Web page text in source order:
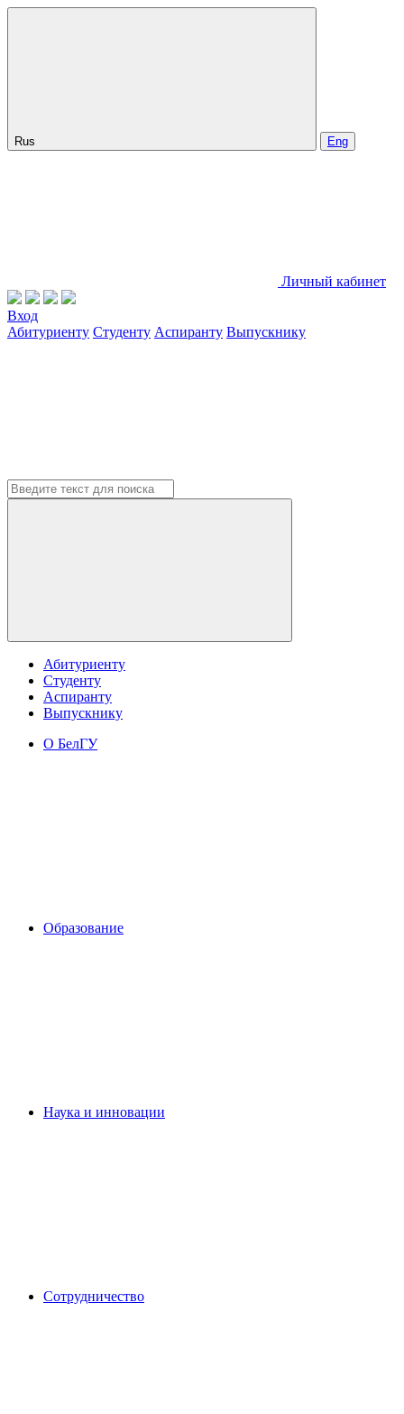
Rus Eng
Личный кабинет
Вход
Абитуриенту Студенту Аспиранту Выпускнику
Абитуриенту
Студенту
Аспиранту
Выпускнику
О БелГУ
Образование
Наука и инновации
Сотрудничество